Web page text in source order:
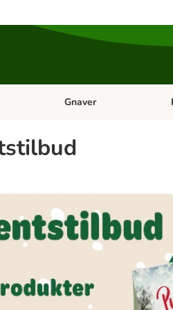
menu: HundÅben kategori menu: Kat
Gnaver